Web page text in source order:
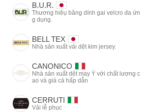
B.U.R.
Thương hiêụ băng dính gai velcro đa ứn
g dụng.
BELL TEX
Nhà sản xuất vải dệt kim jersey.
CANONICO
Nhà sản xuất dệt may Ý với chất lượng c
ao và giá cả hấp dẫn
CERRUTI
Vải lễ phục